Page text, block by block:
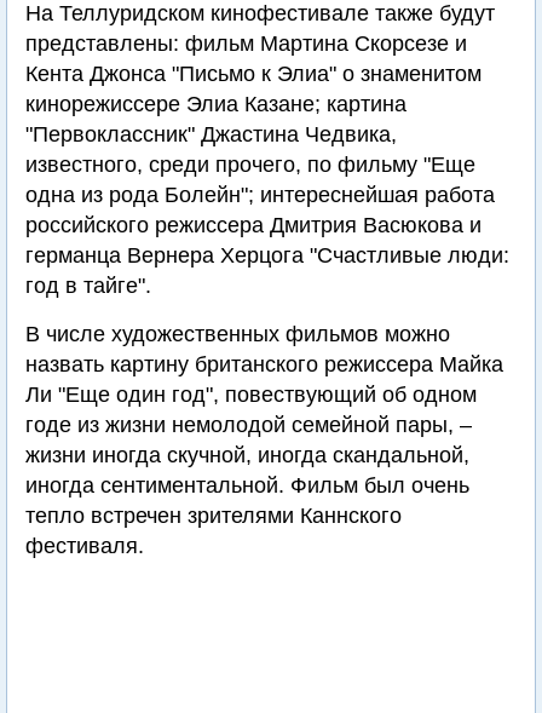
На Теллуридском кинофестивале также будут
представлены: фильм Мартина Скорсезе и
Кента Джонса "Письмо к Элиа" о знаменитом
кинорежиссере Элиа Казане; картина
"Первоклассник" Джастина Чедвика,
известного, среди прочего, по фильму "Еще
одна из рода Болейн"; интереснейшая работа
российского режиссера Дмитрия Васюкова и
германца Вернера Херцога "Счастливые люди:
год в тайге".
В числе художественных фильмов можно
назвать картину британского режиссера Майка
Ли "Еще один год", повествующий об одном
годе из жизни немолодой семейной пары, –
жизни иногда скучной, иногда скандальной,
иногда сентиментальной. Фильм был очень
тепло встречен зрителями Каннского
фестиваля.